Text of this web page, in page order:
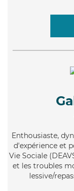
Enthousiaste,
d'expérience et
Vie Sociale
et les troubles
lessive/